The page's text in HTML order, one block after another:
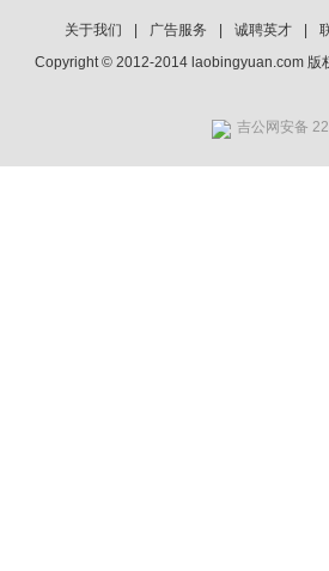
关于我们 广告服务 诚聘英才
Copyright © 2012-2014 laobingyuan.com 版
吉公网安备